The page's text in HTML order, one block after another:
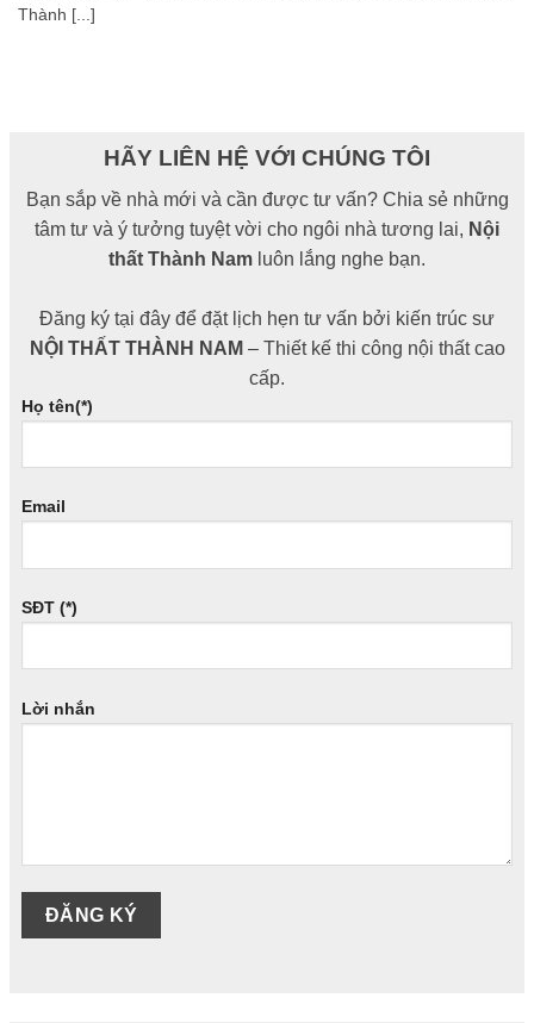
Thành [...]
HÃY LIÊN HỆ VỚI CHÚNG TÔI
Bạn sắp về nhà mới và cần được tư vấn? Chia sẻ những
tâm tư và ý tưởng tuyệt vời cho ngôi nhà tương lai, Nội
thất Thành Nam luôn lắng nghe bạn.
Đăng ký tại đây để đặt lịch hẹn tư vấn bởi kiến trúc sư
NỘI THẤT THÀNH NAM – Thiết kế thi công nội thất cao
cấp.
Họ tên(*)
Email
SĐT (*)
Lời nhắn